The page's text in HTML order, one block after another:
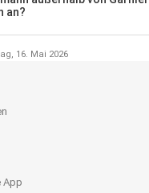
an?
16. Mai 2026
App